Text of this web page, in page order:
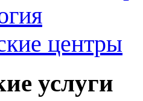
центры
услуги